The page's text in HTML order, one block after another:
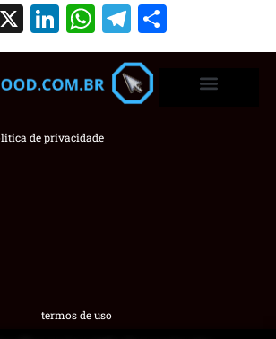
X LinkedIn
WhatsApp
Telegram
termos de uso
de privacidade